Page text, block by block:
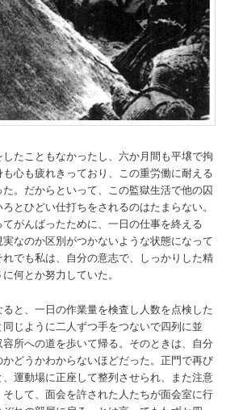
たこともなかったし、六か月間も平壌で拘
心も疲れきっており、この重労働に耐える
。だからといって、この監獄生活で他の囚
とひどい仕打ちをされるのはたまらない。
がんばったために、一日の仕事を終える
なのか区別がつかないような状態になって
でも私は、自分の意志で、しっかりした精
何とか努力していた。
と、一日の作業量を検査し人数を点検した
じように二人ずつ手をつないで四列に並
所への道を歩いて帰る。そのときは、自分
どうかわからないほどだった。正門で再び
、運動場に正座して整列させられ、また注意
して、面会を許された人たちが面会室に行